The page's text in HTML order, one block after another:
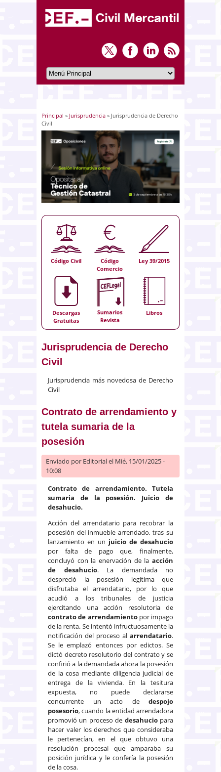
Usted está aquí
Principal » Jurisprudencia » Jurisprudencia de Derecho
Civil
Código Civil
Código
Comercio
Ley 39/2015
Descargas
Gratuitas
Sumarios
Revista
Libros
Jurisprudencia de Derecho
Civil
Jurisprudencia más novedosa de Derecho
Civil
Contrato de arrendamiento y
tutela sumaria de la
posesión
Enviado por Editorialel Mié, 15/01/2025 -
10:08
Contrato de arrendamiento. Tutela
sumaria de la posesión. Juicio de
desahucio.
Acción del arrendatario para recobrar la
posesión del inmueble arrendado, tras su
lanzamiento en un juicio de desahucio
por falta de pago que, finalmente,
concluyó con la enervación de la acción
de desahucio. La demandada no
despreció la posesión legítima que
disfrutaba el arrendatario, por lo que
acudió a los tribunales de justicia
ejercitando una acción resolutoria de
contrato de arrendamientopor impago
de la renta. Se intentó infructuosamente la
notificación del proceso al arrendatario.
Se le emplazó entonces por edictos. Se
dictó decreto resolutorio del contrato y se
confirió a la demandada ahora la posesión
de la cosa mediante diligencia judicial de
entrega de la vivienda. En la tesitura
expuesta, no puede declararse
concurrente un acto de despojo
posesorio, cuando la entidad arrendadora
promovió un proceso de desahuciopara
hacer valer los derechos que consideraba
le pertenecían, en el que obtuvo una
resolución procesal que amparaba su
posición jurídica y le confería la posesión
de la cosa.